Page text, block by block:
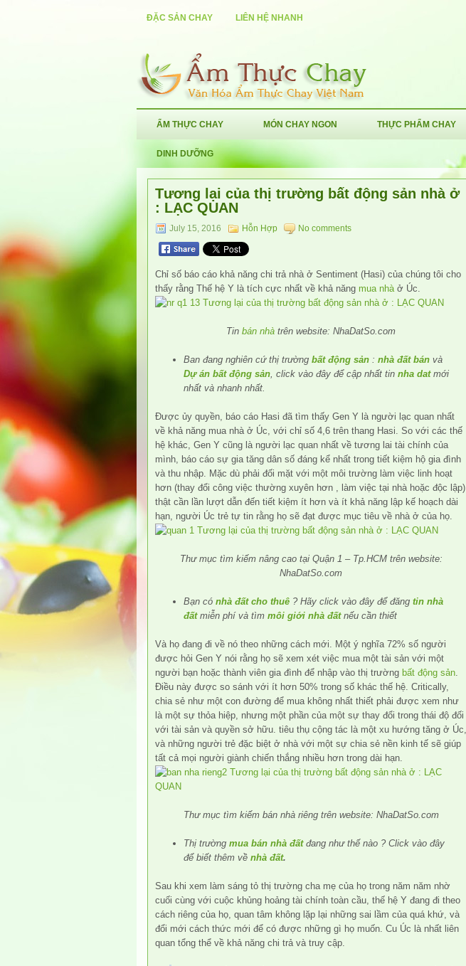
ĐẶC SẢN CHAY LIÊN HỆ NHANH
ẨM THỰC CHAY MÓN CHAY NGON THỰC PHẨM CHAY
DINH DƯỠNG
Tương lại của thị trường bất động sản nhà ở
: LẠC QUAN
July 15, 2016 Hỗn Hợp No comments
Chỉ số báo cáo khả năng chi trả nhà ở Sentiment (Hasi) của chúng tôi cho
thấy rằng Thế hệ Y là tích cực nhất về khả năng mua nhà ở Úc.
Tin bán nhà trên website: NhaDatSo.com
Ban đang nghiên cứ thị trường bất động sản : nhà đất bán và
Dự án bất động sản , click vào đây để cập nhất tin nha dat mới
nhất và nhanh nhất.
Được ủy quyền, báo cáo Hasi đã tìm thấy Gen Y là người lạc quan nhất
về khả năng mua nhà ở Úc, với chỉ số 4,6 trên thang Hasi. So với các thế
hệ khác, Gen Y cũng là người lạc quan nhất về tương lai tài chính của
mình, báo cáo sự gia tăng dân số đáng kể nhất trong tiết kiệm hộ gia đình
và thu nhập. Mặc dù phải đối mặt với một môi trường làm việc linh hoạt
hơn (thay đổi công việc thường xuyên hơn , làm việc tại nhà hoặc độc lập)
thật cần lần lượt dẫn đến tiết kiệm ít hơn và ít khả năng lập kế hoạch dài
hạn, người Úc trẻ tự tin rằng họ sẽ đạt được mục tiêu về nhà ở của họ.
Thư mục tìm kiếm nâng cao tại Quận 1 – Tp.HCM trên website:
NhaDatSo.com
Bạn có nhà đất cho thuê ? Hãy click vào đây để đăng tin nhà
đấtmiễn phí và tìm môi giới nhà đấtnếu cần thiết
Và họ đang đi về nó theo những cách mới. Một ý nghĩa 72% số người
được hỏi Gen Y nói rằng họ sẽ xem xét việc mua một tài sản với một
người bạn hoặc thành viên gia đình để nhập vào thị trường bất động sản
Điều này được so sánh với ít hơn 50% trong số khác thế hệ. Critically,
chia sẻ như một con đường để mua không nhất thiết phải được xem như
là một sự thỏa hiệp, nhưng một phần của một sự thay đổi trong thái độ đối
với tài sản và quyền sở hữu. tiêu thụ cộng tác là một xu hướng tăng ở Úc,
và những người trẻ đặc biệt ở nhà với một sự chia sẻ nền kinh tế sẽ giúp
tất cả mọi người giành chiến thắng nhiều hơn trong dài hạn.
Thư mục tìm kiếm bán nhà riêng trên website: NhaDatSo.com
Thị trường mua bán nhà đấtđang như thế nào ? Click vào đây
để biết thêm về nhà đất.
Sau khi xem làm sáng tỏ thị trường cha mẹ của họ trong năm năm nhờ
cuối cùng với cuộc khủng hoảng tài chính toàn cầu, thế hệ Y đang đi theo
cách riêng của họ, quan tâm không lặp lại những sai lầm của quá khứ, và
đổi mới cách thức mới để có được những gì họ muốn. Cu Úc là nhất liên
quan tổng thể về khả năng chi trả và truy cập.